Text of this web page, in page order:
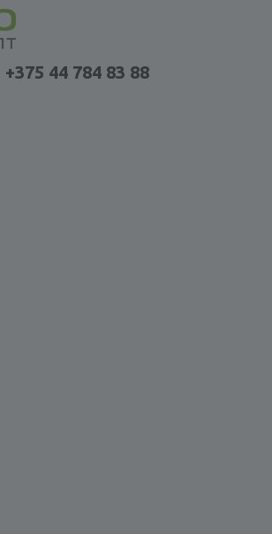
+375 44 784 83 88